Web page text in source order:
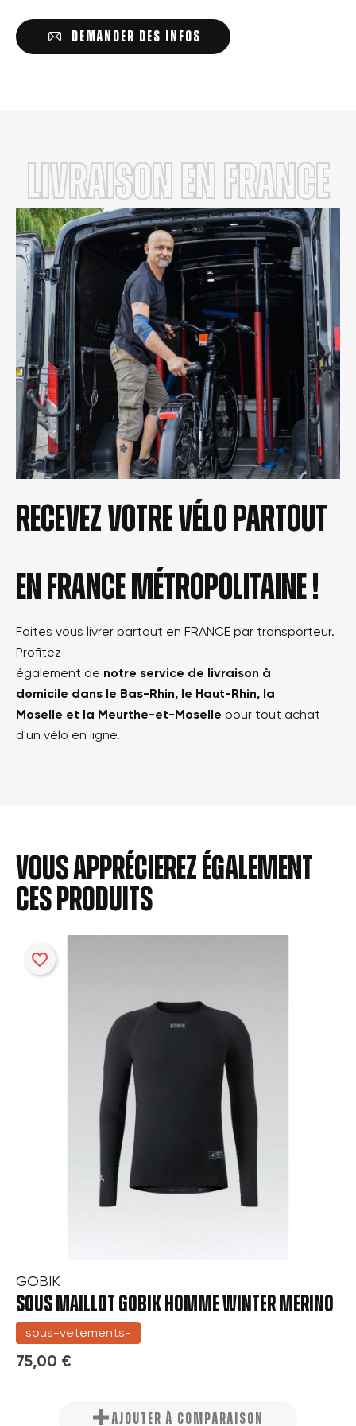
DEMANDER DES INFOS
LIVRAISON en FRANCE
Recevez votre vélo partout
en france métropolitaine !
Faites vous livrer partout en FRANCE par transporteur.
Profitez
également de notre service de livraison à
domicile dans le Bas-Rhin, le Haut-Rhin, la
Moselle et la Meurthe-et-Moselle pour tout achat
d'un vélo en ligne.
Vous apprécierez également
ces produits
GOBIK
SOUS MAILLOT GOBIK HOMME WINTER MERINO
sous-vetements-
75,00 €
favorite_border
AJOUTER À COMPARAISON